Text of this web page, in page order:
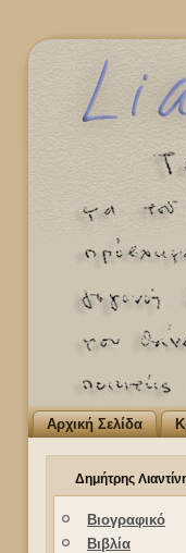
Αρχική Σελίδα
Δημήτρης
Βιογραφικό
Βιβλία